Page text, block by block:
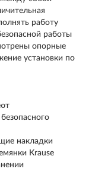
работу
работы
опорные
установки по
накладки
Krause